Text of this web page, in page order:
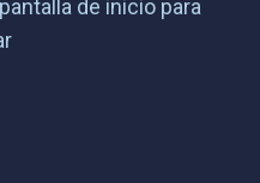
de inicio para